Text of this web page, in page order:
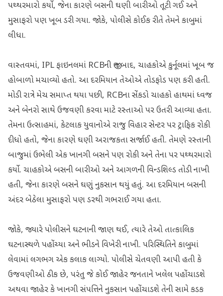
પથ્થરમારો કર્યો, જેના કારણે બસની ઘણી બારીઓ તૂટી ગઈ અને
મુસાફરો પણ ખૂબ ડરી ગયા. જોકે, પોલીસે કોઈક રીતે તેમને કાબુમાં
લીધા.
વાસ્તવમાં, IPL ફાઇનલમાં RCBની જીત બાદ, ચાહકોએ કુર્નૂલમાં ખૂબ જ
હોબાળો મચાવ્યો હતો. આ દરમિયાન તેઓએ તોડફોડ પણ કરી હતી.
મોડી રાત્રે મેચ સમાપ્ત થયા પછી, RCBના સેંકડો ચાહકો હાથમાં ધ્વજ
અને બેનરો સાથે ઉજવણી કરવા માટે રસ્તાઓ પર ઉતરી આવ્યા હતા.
તેમના ઉત્સાહમાં, કેટલાક યુવાનોએ રાજુ વિહાર સેન્ટર પર ટ્રાફિક રોકી
દીધો હતો, જેના કારણે ઘણી અરાજકતા સર્જાઈ હતી. તેમણે રસ્તાની
બાજુમાં ઉભેલી એક ખાનગી બસને પણ રોકી અને તેના પર પથ્થરમારો
કર્યો. ચાહકોએ બસની બારીઓ અને આગળની વિન્ડશિલ્ડ તોડી નાખી
હતી, જેના કારણે બસને ઘણું નુકસાન થયું હતું. આ દરમિયાન બસની
અંદર બેઠેલા મુસાફરો પણ ડરથી ગભરાઈ ગયા હતા.
જોકે, જ્યારે પોલીસને ઘટનાની જાણ થઈ, ત્યારે તેઓ તાત્કાલિક
ઘટનાસ્થળે પહોંચ્યા અને ભીડને વિખેરી નાખી. પરિસ્થિતિને કાબુમાં
લેવામાં લગભગ એક કલાક લાગ્યો. પોલીસે ચેતવણી આપી હતી કે
ઉજવણીઓ ઠીક છે, પરંતુ જે કોઈ જાહેર જનતાને ખલેલ પહોંચાડશે
અથવા જાહેર કે ખાનગી સંપત્તિને નુકસાન પહોંચાડશે તેની સામે કડક